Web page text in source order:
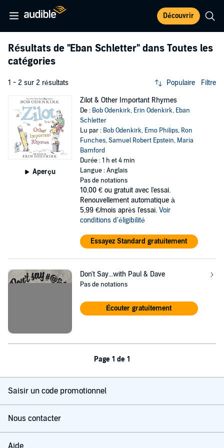
Découvrir
Résultats de "Eban Schletter" dans Toutes les
catégories
1 - 2 sur 2 résultats Populaire Filtre
Aperçu
Zilot & Other Important Rhymes
De : Bob Odenkirk, Erin Odenkirk, Eban
Schletter
Lu par : Bob Odenkirk, Emo Philips, Ron
Funches,Samuel Robert Epstein, Maria
Bamford
Durée : 1 h et 4 min
Langue : Anglais
Pas de notations
10,00 € ou gratuit avec l'essai.
Renouvellement automatique à
5,99 €/mois après l'essai. Voir
conditions d'éligibilité
Essayez Standard gratuitement
Don't Say...with Paul & Dave
Pas de notations
Écouter gratuitement
Page 1 de 1
Saisir un code promotionnel
Nous contacter
Aide